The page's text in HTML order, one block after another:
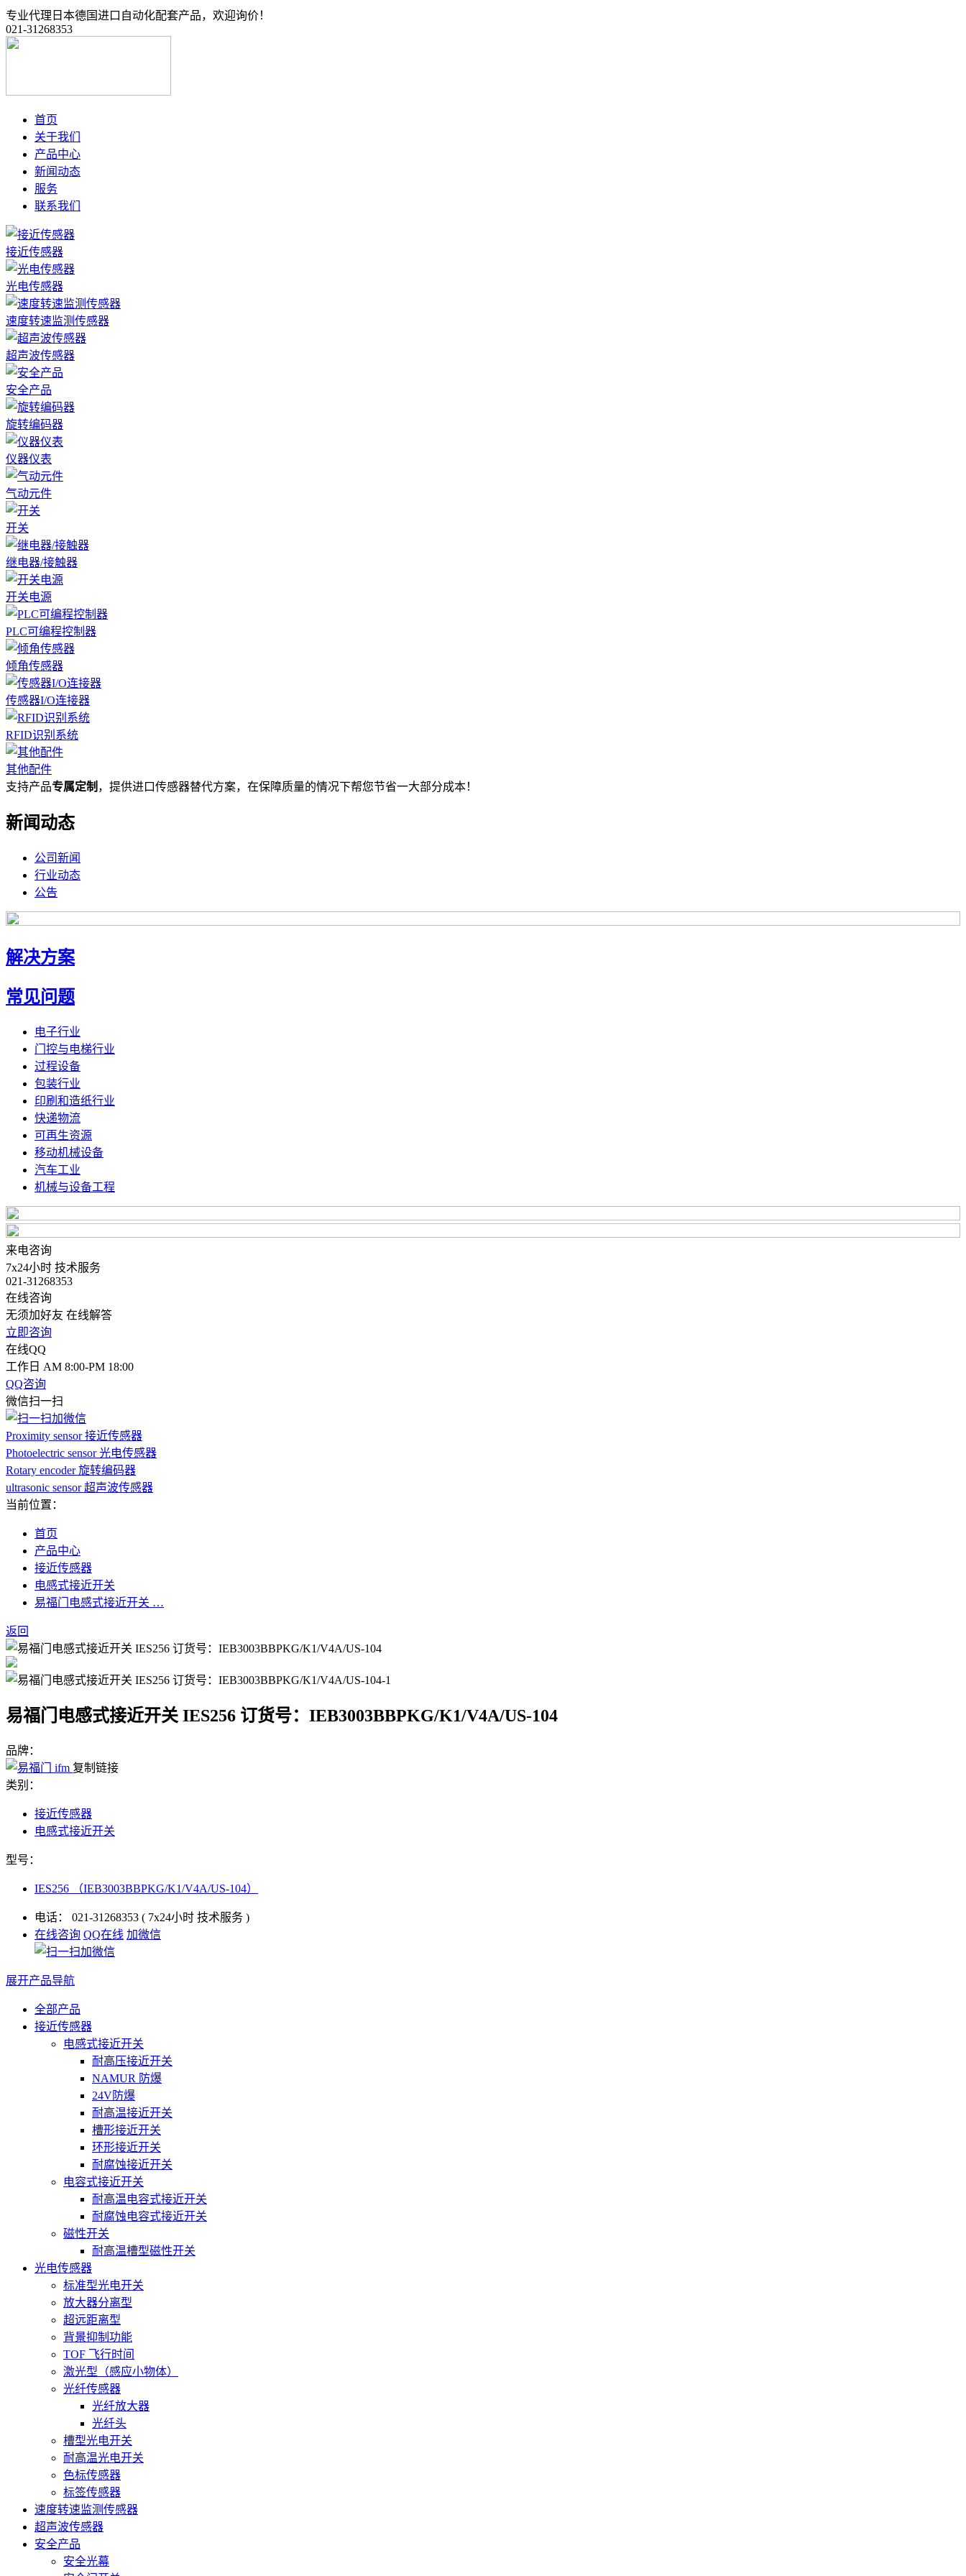
专业代理日本德国进口自动化配套产品，欢迎询价！
021-31268353
首页
关于我们
产品中心
新闻动态
服务
联系我们
接近传感器
光电传感器
速度转速监测传感器
超声波传感器
安全产品
旋转编码器
仪器仪表
气动元件
开关
继电器/接触器
开关电源
PLC可编程控制器
倾角传感器
传感器I/O连接器
RFID识别系统
其他配件
支持产品专属定制 ，提供进口传感器替代方案，在保障质量的情况下帮您节省一大部分成本！
新闻动态
公司新闻
行业动态
公告
解决方案
常见问题
电子行业
门控与电梯行业
过程设备
包装行业
印刷和造纸行业
快递物流
可再生资源
移动机械设备
汽车工业
机械与设备工程
来电咨询
7x24小时 技术服务
021-31268353
在线咨询
无须加好友 在线解答
立即咨询
在线QQ
工作日 AM 8:00-PM 18:00
QQ咨询
微信扫一扫
Proximity sensor 接近传感器
Photoelectric sensor 光电传感器
Rotary encoder 旋转编码器
ultrasonic sensor 超声波传感器
当前位置：
首页
产品中心
接近传感器
电感式接近开关
易福门电感式接近开关 …
返回
易福门电感式接近开关 IES256 订货号：IEB3003BBPKG/K1/V4A/US-104
品牌：
复制链接
类别：
接近传感器
电感式接近开关
型号：
IES256 （IEB3003BBPKG/K1/V4A/US-104）
电话： 021-31268353 ( 7x24小时 技术服务 )
在线咨询 QQ在线 加微信
展开产品导航
全部产品
接近传感器
电感式接近开关
耐高压接近开关
NAMUR 防爆
24V防爆
耐高温接近开关
槽形接近开关
环形接近开关
耐腐蚀接近开关
电容式接近开关
耐高温电容式接近开关
耐腐蚀电容式接近开关
磁性开关
耐高温槽型磁性开关
光电传感器
标准型光电开关
放大器分离型
超远距离型
背景抑制功能
TOF 飞行时间
激光型（感应小物体）
光纤传感器
光纤放大器
光纤头
槽型光电开关
耐高温光电开关
色标传感器
标签传感器
速度转速监测传感器
超声波传感器
安全产品
安全光幕